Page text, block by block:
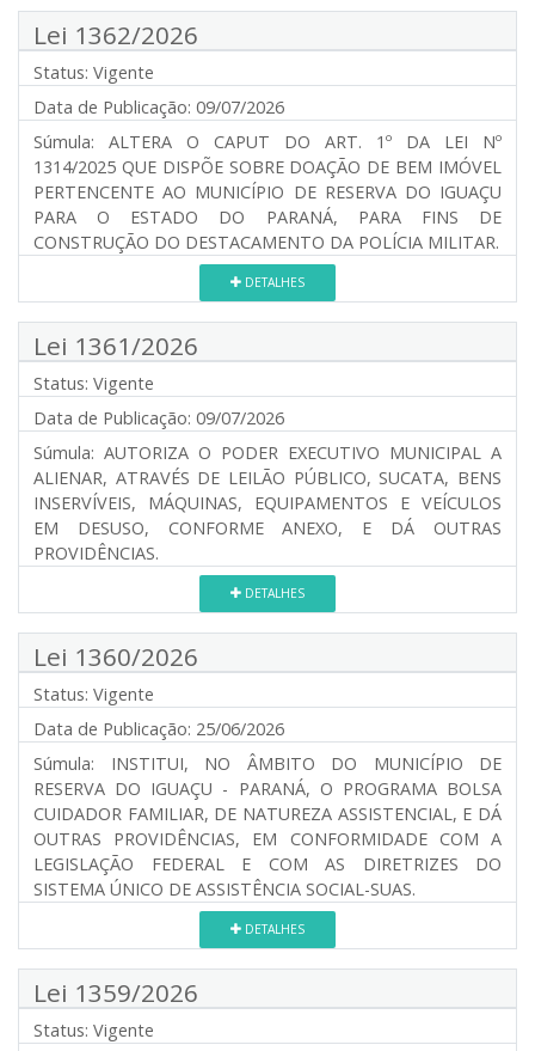
Lei 1362/2026
Status: Vigente
Data de Publicação: 09/07/2026
Súmula: ALTERA O CAPUT DO ART. 1º DA LEI Nº
1314/2025 QUE DISPÕE SOBRE DOAÇÃO DE BEM IMÓVEL
PERTENCENTE AO MUNICÍPIO DE RESERVA DO IGUAÇU
PARA O ESTADO DO PARANÁ, PARA FINS DE
CONSTRUÇÃO DO DESTACAMENTO DA POLÍCIA MILITAR.
DETALHES
Lei 1361/2026
Status: Vigente
Data de Publicação: 09/07/2026
Súmula: AUTORIZA O PODER EXECUTIVO MUNICIPAL A
ALIENAR, ATRAVÉS DE LEILÃO PÚBLICO, SUCATA, BENS
INSERVÍVEIS, MÁQUINAS, EQUIPAMENTOS E VEÍCULOS
EM DESUSO, CONFORME ANEXO, E DÁ OUTRAS
PROVIDÊNCIAS.
DETALHES
Lei 1360/2026
Status: Vigente
Data de Publicação: 25/06/2026
Súmula: INSTITUI, NO ÂMBITO DO MUNICÍPIO DE
RESERVA DO IGUAÇU - PARANÁ, O PROGRAMA BOLSA
CUIDADOR FAMILIAR, DE NATUREZA ASSISTENCIAL, E DÁ
OUTRAS PROVIDÊNCIAS, EM CONFORMIDADE COM A
LEGISLAÇÃO FEDERAL E COM AS DIRETRIZES DO
SISTEMA ÚNICO DE ASSISTÊNCIA SOCIAL-SUAS.
DETALHES
Lei 1359/2026
Status: Vigente